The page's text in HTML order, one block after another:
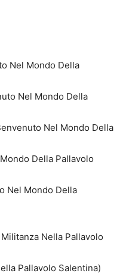
Nel Mondo Della
Nel Mondo Della
Nel Mondo Della
Della Pallavolo
Nel Mondo Della
Nella Pallavolo
Pallavolo Salentina)